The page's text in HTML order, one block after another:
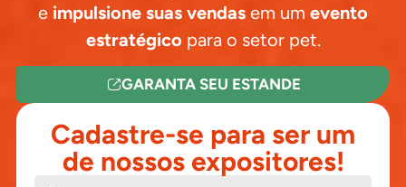
Cadastre-se para ser um
de nossos expositores!
e impulsione suas vendas em um evento
estratégico para o setor pet.
GARANTA SEU ESTANDE